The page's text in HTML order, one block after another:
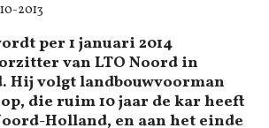
2013
per 1 januari 2014
van LTO Noord in
Hij volgt landbouwvoorman
die ruim 10 jaar de kar heeft
Holland, en aan het einde